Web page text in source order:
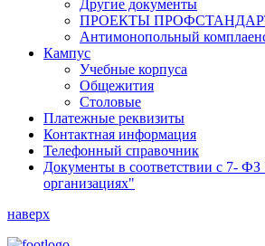
Другие документы
ПРОЕКТЫ
Антимонопольный
Кампус
Учебные корпуса
Общежития
Столовые
Платежные реквизиты
Контактная информация
Телефонный справочник
Документы в соответствии с 7-
организациях"
наверх